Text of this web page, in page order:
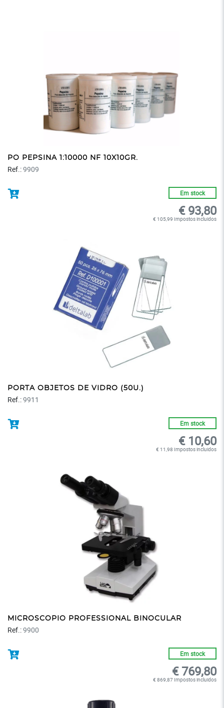
PO PEPSINA 1:10000 NF 10X10GR.
Ref.:9909
Em stock
€ 93,80
€ 105,99 Impostos incluidos
PORTA OBJETOS DE VIDRO (50U.)
Ref.:9911
Em stock
€ 10,60
€ 11,98 Impostos incluidos
MICROSCOPIO PROFESSIONAL BINOCULAR
Ref.:9900
Em stock
€ 769,80
€ 869,87 Impostos incluidos